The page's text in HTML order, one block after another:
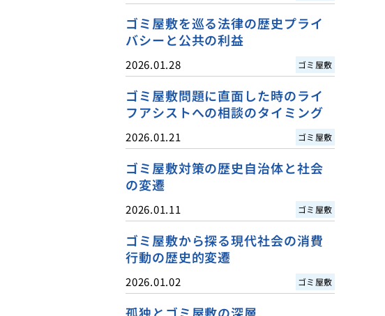
ゴミ屋敷を巡る法律の歴史プライ
バシーと公共の利益
2026.01.28 ゴミ屋敷
ゴミ屋敷問題に直面した時のライ
フアシストへの相談のタイミング
2026.01.21 ゴミ屋敷
ゴミ屋敷対策の歴史自治体と社会
の変遷
2026.01.11 ゴミ屋敷
ゴミ屋敷から探る現代社会の消費
行動の歴史的変遷
2026.01.02 ゴミ屋敷